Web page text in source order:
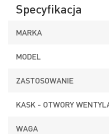
Specyfikacja
MARKA
MODEL
ZASTOSOWANIE
KASK - OTWORY
WAGA